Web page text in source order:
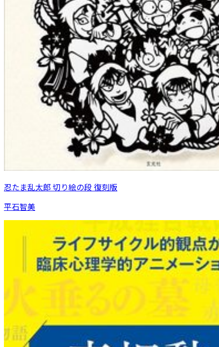
忍たま乱太郎 切り絵の段 復刻版
平石智美